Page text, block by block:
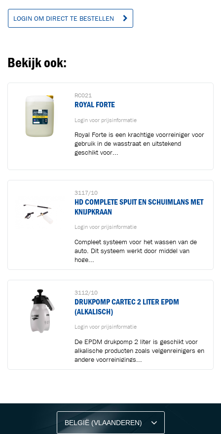
LOGIN OM DIRECT TE BESTELLEN
Bekijk ook:
RC021
ROYAL FORTE
Login voor prijsinformatie
Royal Forte is een krachtige voorreiniger voor
gebruik in de wasstraat en uitstekend
geschikt voor...
3117/10
HD COMPLETE SPUIT EN SCHUIMLANS MET
KNIJPKRAAN
Login voor prijsinformatie
Compleet systeem voor het wassen van de
auto. Dit systeem werkt door middel van
hoge...
3112/10
DRUKPOMP CARTEC 2 LITER EPDM
(ALKALISCH)
Login voor prijsinformatie
De EPDM drukpomp 2 liter is geschikt voor
alkalische producten zoals velgenreinigers en
andere voorreinigings...
Ga naar winkelwagen
Ontvang vakgerelateerde tips,
aanbiedingen en productupdates van Cartec.